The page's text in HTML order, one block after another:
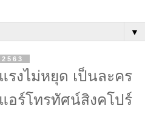
▼
รงไม่หยุด เป็นละคร
อร์โทรทัศน์สิงคโปร์